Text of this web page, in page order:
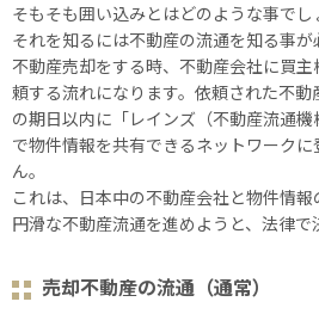
そもそも囲い込みとはどのような事でし
それを知るには不動産の流通を知る事が
不動産売却をする時、不動産会社に買
頼する流れになります。依頼された不
の期日以内に「レインズ（不動産流通
で物件情報を共有できるネットワーク
ん。
これは、日本中の不動産会社と物件情
円滑な不動産流通を進めようと、法律で
売却不動産の流通（通常）